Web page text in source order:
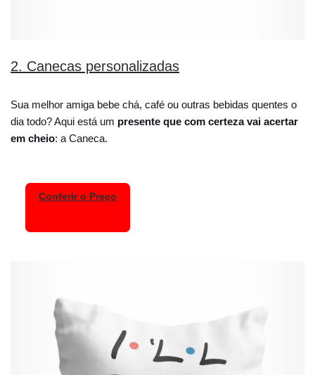
2. Canecas personalizadas
Sua melhor amiga bebe chá, café ou outras bebidas quentes o
dia todo? Aqui está um presente que com certeza vai acertar
em cheio: a Caneca.
Conferir o Preço